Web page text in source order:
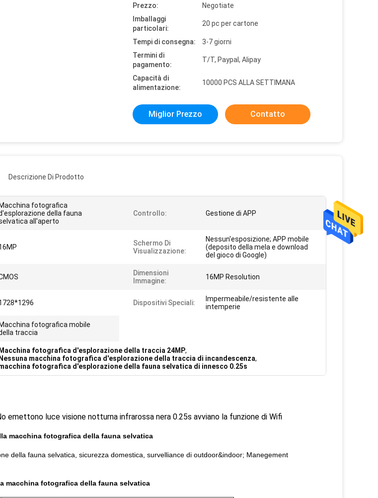
Prezzo:
Negotiate
Imballaggi
particolari:
20 pc per cartone
Tempi di consegna:
3-7 giorni
Termini di
pagamento:
T/T, Paypal, Alipay
Capacità di
alimentazione:
10000 PCS ALLA SETTIMANA
Miglior Prezzo Contatto
Descrizione Di Prodotto
Macchina fotografica
della fauna
all'aperto
Controllo: Gestione di APP
Schermo Di
Visualizzazione:
Nessun'esposizione; APP mobile
(deposito della mela e download
del gioco di Google)
Dimensioni
Immagine:
16MP Resolution
Dispositivi Speciali:
Impermeabile/resistente alle
intemperie
Macchina fotografica mobile
traccia
Macchina fotografica d'esplorazione della traccia 24MP,
Nessuna macchina fotografica d'esplorazione della traccia di incandescenza,
fotografica d'esplorazione della fauna selvatica di innesco 0.25s
emettono luce visione notturna infrarossa nera 0.25s avviano la funzione di Wifi
macchina fotografica della fauna selvatica
della fauna selvatica, sicurezza domestica, survelliance di outdoor&indoor; Manegement
macchina fotografica della fauna selvatica